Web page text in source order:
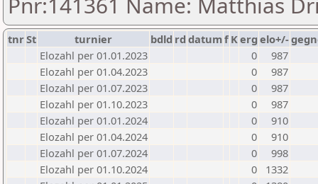
tnrSt turnier bdld rd datumf Kerg elo+/-
Elozahl per 01.01.2023
0
987
Elozahl per 01.04.2023
0
987
Elozahl per 01.07.2023
0
987
Elozahl per 01.10.2023
0
987
Elozahl per 01.01.2024
0
910
Elozahl per 01.04.2024
0
910
Elozahl per 01.07.2024
0
998
Elozahl per 01.10.2024
0
1332